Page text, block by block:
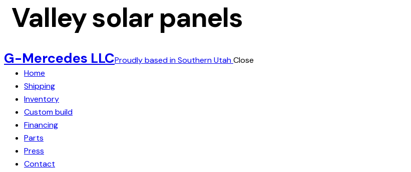
Valley solar panels
G-Mercedes LLCProudly based in Southern UtahClose
Home
Shipping
Inventory
Custom build
Financing
Parts
Press
Contact